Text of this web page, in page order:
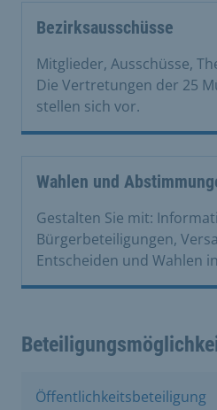
Bezirksausschüsse
Mitglieder, Ausschüsse,
Die Vertretungen der 25
stellen sich vor.
Wahlen und
Gestalten Sie mit:
Bürgerbeteiligungen,
Entscheiden und Wahlen
Öffentlichkeitsbeteiligung